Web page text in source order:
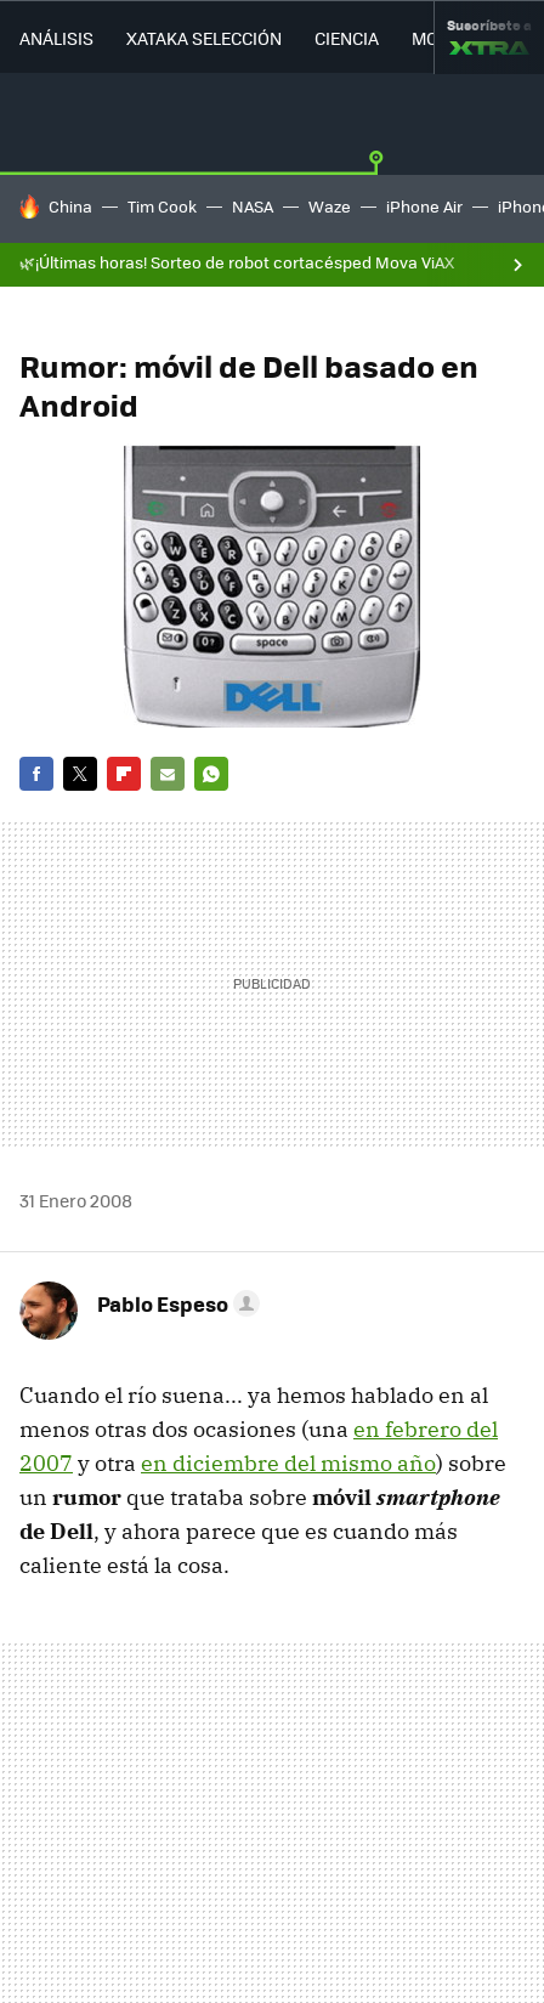
ANÁLISIS XATAKA SELECCIÓN CIENCIA MOVILIDAD
Suscríbete a
HOY SE HABLA DE
China Tim Cook NASA Waze iPhone Air
🌿¡Últimas horas! Sorteo de robot cortacésped Mova ViAX
Rumor: móvil de Dell basado en
Android
MAIL
31 Enero 2008
Pablo Espeso
Cuando el río suena... ya hemos hablado en al
menos otras dos ocasiones (una en febrero del
2007 y otra en diciembre del mismo año) sobre
un rumor que trataba sobre móvilsmartphone
de Dell, y ahora parece que es cuando más
caliente está la cosa.